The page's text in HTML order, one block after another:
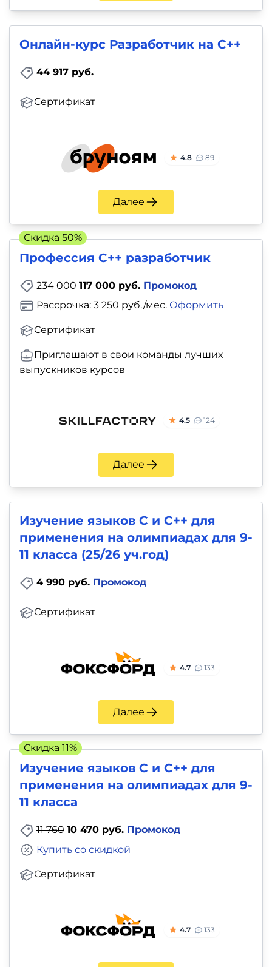
Онлайн-курс Разработчик на C++
44 917 руб.
Сертификат
4.8 89
Далее
Профессия C++ разработчик
234 000 117 000 руб. Промокод
Сертификат
Рассрочка: 3 250 руб./мес. Оформить
Приглашают в свои команды лучших
выпускников курсов
4.5 124
Далее
Скидка 50%
Изучение языков С и С++ для
применения на олимпиадах для 9-
11 класса (25/26 уч.год)
4 990 руб. Промокод
Сертификат
4.7 133
Далее
Изучение языков С и С++ для
применения на олимпиадах для 9-
11 класса
11 760 10 470 руб. Промокод
Сертификат
Купить со скидкой
4.7 133
Скидка 11%